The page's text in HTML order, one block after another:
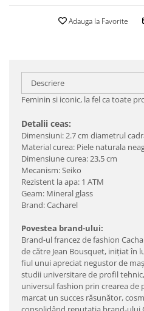
Adauga la Favorite
Descriere
Feminin si iconic, la fel ca toate
Detalii ceas:
Dimensiuni: 2.7 cm diametrul
Material curea: Piele naturala
Dimensiune curea: 23,5 cm
Mecanism: Seiko
Rezistent la apa: 1 ATM
Geam: Mineral glass
Brand: Cacharel
Povestea brand-ului:
Brand-ul francez de fashion
de către Jean Bousquet, iniţiat în
fiul unui apreciat negustor de
studii universitare de profil
universul fashion prin crearea de
marcat un succes răsunător,